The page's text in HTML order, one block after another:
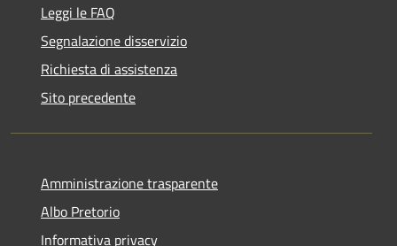
Leggi le FAQ
Segnalazione disservizio
Richiesta di assistenza
Sito precedente
Amministrazione trasparente
Albo Pretorio
Informativa privacy